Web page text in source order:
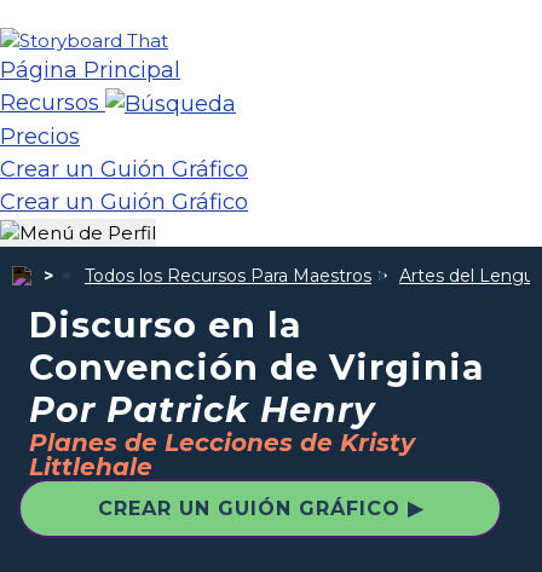
Página Principal
Recursos
Precios
Crear un Guión Gráfico
Crear un Guión Gráfico
Todos los Recursos Para Maestros Artes del
Discurso en la
Convención de Virginia
Por Patrick Henry
Planes de Lecciones de Kristy
Littlehale
CREAR UN GUIÓN GRÁFICO ▶